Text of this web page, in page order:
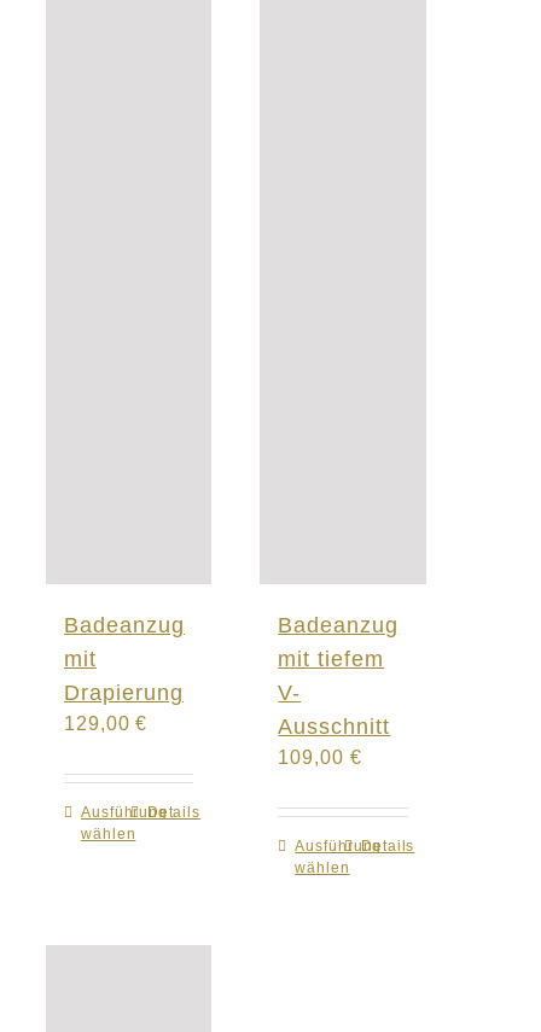
Badeanzug
mit
Drapierung
129,00€
Ausführung
wählen
Dieses
Produkt
Details
Badeanzug
mit tiefem
V-
Ausschnitt
109,00 €
Ausführung
wählen
Dieses
Produkt
Details